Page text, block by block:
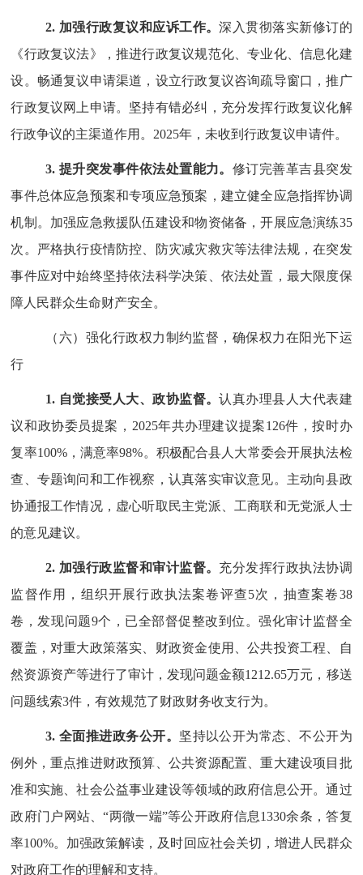
2. 加强行政复议和应诉工作。深入贯彻落实新修订的
《行政复议法》，推进行政复议规范化、专业化、信息化建
设。畅通复议申请渠道，设立行政复议咨询疏导窗口，推广
行政复议网上申请。坚持有错必纠，充分发挥行政复议化解
行政争议的主渠道作用。 2025年， 未收到行政复议申请件。
3. 提升突发事件依法处置能力。 修订完善革吉县突发
事件总体应急预案和专项应急预案，建立健全应急指挥协调
机制。加强应急救援队伍建设和物资储备，开展应急演练35
次。严格执行疫情防控、防灾减灾救灾等法律法规，在突发
事件应对中始终坚持依法科学决策、依法处置，最大限度保
障人民群众生命财产安全。
（六）强化行政权力制约监督，确保权力在阳光下运
行
1. 自觉接受人大、政协监督。认真办理县人大代表建
议和政协委员提案， 2025年共办理建议提案126件，按时办
复率100%，满意率98%。积极配合县人大常委会开展执法检
查、专题询问和工作视察，认真落实审议意见。主动向县政
协通报工作情况，虚心听取民主党派、工商联和无党派人士
的意见建议。
2. 加强行政监督和审计监督。 充分发挥行政执法协调
监督作用，组织开展行政执法案卷评查5次，抽查案卷38
卷，发现问题9个，已全部督促整改到位。强化审计监督全
覆盖，对重大政策落实、财政资金使用、公共投资工程、自
然资源资产等进行了审计，发现问题金额1212.65万元，移送
问题线索3件，有效规范了财政财务收支行为。
3. 全面推进政务公开。 坚持以公开为常态、不公开为
例外，重点推进财政预算、公共资源配置、重大建设项目批
准和实施、社会公益事业建设等领域的政府信息公开。通过
政府门户网站、“两微一端”等公开政府信息1330余条，答复
率100%。加强政策解读，及时回应社会关切，增进人民群众
对政府工作的理解和支持。